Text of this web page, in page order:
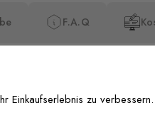
F.A.Q
Einkaufserlebnis zu